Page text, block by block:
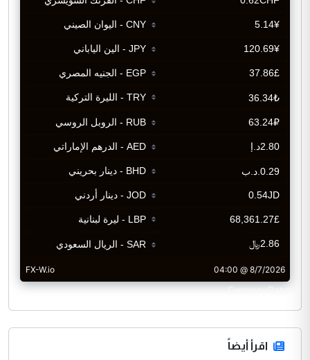
CurrencyRate
اقرأ أيضاً